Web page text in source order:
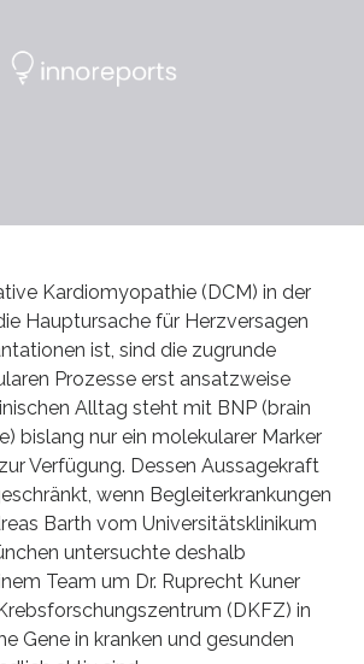
Kardiomyopathie (DCM) in der
Hauptursache für Herzversagen
ist, sind die zugrunde
Prozesse erst ansatzweise
Alltag steht mit BNP (brain
bislang nur ein molekularer Marker
Verfügung. Dessen Aussagekraft
wenn Begleiterkrankungen
Barth vom Universitätsklinikum
untersuchte deshalb
Team um Dr. Ruprecht Kuner
(DKFZ) in
Gene in kranken und gesunden